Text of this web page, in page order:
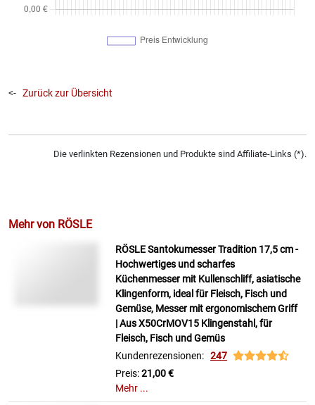
<- Zurück zur Übersicht
Die verlinkten Rezensionen und Produkte sind Affiliate-Links (*).
Mehr von RÖSLE
RÖSLE Santokumesser Tradition 17,5 cm -
Hochwertiges und scharfes
Küchenmesser mit Kullenschliff, asiatische
Klingenform, ideal für Fleisch, Fisch und
Gemüse, Messer mit ergonomischem Griff
| Aus X50CrMOV15 Klingenstahl, für
Fleisch, Fisch und Gemüs
Kundenrezensionen: 247
Preis:21,00 €
Mehr ...